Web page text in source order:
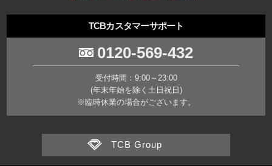
TCBカスタマーサポート
0120-569-432
受付時間：9:00～23:00
(年末年始を除く土日祝日)
※臨時休業の場合がございます。
TCB Group